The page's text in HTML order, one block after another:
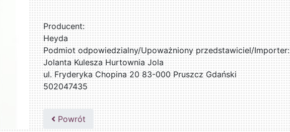
Producent:
Heyda
Podmiot odpowiedzialny/Upoważniony przedstawiciel/Importer:
Jolanta Kulesza Hurtownia Jola
ul. Fryderyka Chopina 20 83-000 Pruszcz Gdański
502047435
Powrót